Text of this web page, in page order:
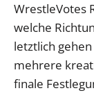
WrestleVotes
welche
letztlich
mehrere
finale